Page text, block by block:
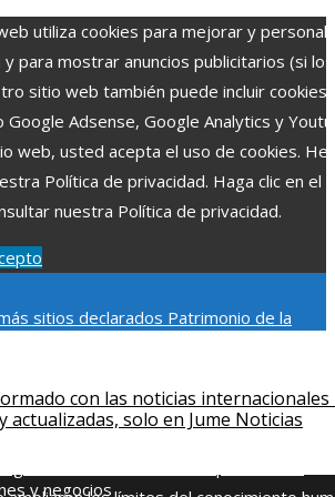
utiliza cookies para mejorar y
para mostrar anuncios publicitarios (si los
sitio web también puede incluir cookies
Adsense, Google Analytics y
web, usted acepta el uso de cookies.
Política de privacidad. Haga clic en el
nuestra Política de privacidad.
sitios declarados Patrimonio de la
importancia
y reducir la fragmentación
La gran depresión de 1929 y su
con las noticias internacionales
actualizadas, solo en Jume Noticias
y negocios